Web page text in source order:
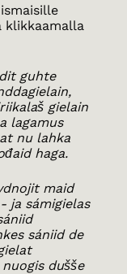
klikkaamalla
guhte
gielain
lagamus
nu lahka
haga.
maid
ja sámigielas
sániid de
dušše